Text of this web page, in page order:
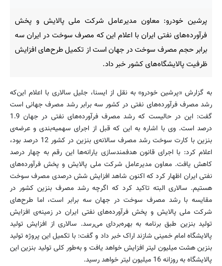
پرشین خودرو: معاون مدیرعامل شرکت ملی پالایش و پخش
فرآورده‌های نفتی ایران با اعلام این که مصرف سوخت در ایران سه
برابر حجم مصرف سوخت در جهان است از تکمیل طرح‌های افزایش
ظرفیت پالایشگاه‌های کشور خبر داد.
به گزارش «پرشین خودرو» به نقل از ایسنا، جلیل سالاری با اعلام این‌که
رشد مصرف فرآورده‌های نفتی در کشور سه برابر رشد مصرف جهانی است
گفت: این در حالیست که رشد مصرف فرآورده‌های نفتی در جهان 1.9
درصد است. وی با اشاره به این که قبل از اجرای سهمیه‌بندی و عرضه‌ی
بنزین با کارت سوخت رشد مصرف سالانه‌ی بنزین در کشور 12 درصد بود،
اعلام کرد: با اجرای قانون هدفمند‌سازی یارانه‌ها این رقم به چهار درصد
کاهش یافت. معاون مدیرعامل شرکت ملی پالایش و پخش فرآورده‌های
نفتی ایران اظهار کرد که اکنون شاهد افزایش شش درصدی مصرف سوخت
هستیم. سالاری البته تاکید کرد که اگرچه رشد مصرف بنزین کشور در
مقایسه با رشد مصرف سوخت در جهان سه برابر است، اما طرح‌های
شرکت ملی پالایش و پخش فرآورده‌های نفتی ایران در زمینه‌ی افزایش
تولید بنزین طبق برنامه به بهره‌بردای می‌رسد. سالاری از افزایش تولید
پالایشگاه امام خمینی شازند اراک خبر داد و گفت: با تکمیل این پروژه تولید
بنزین هشت میلیون لیتر افزایش خواهد یافت و به‌طور کلی تولید بنزین این
پالایشگاه به روزانه 16 میلیون لیتر خواهد رسید.